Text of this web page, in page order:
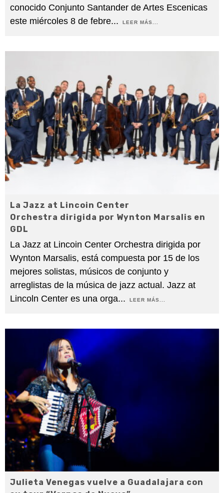
conocido Conjunto Santander de Artes Escenicas
este miércoles 8 de febre... LEER MÁS...
La Jazz at Lincoin Center
Orchestra dirigida por Wynton Marsalis en
GDL
La Jazz at Lincoin Center Orchestra dirigida por
Wynton Marsalis, está compuesta por 15 de los
mejores solistas, músicos de conjunto y
arreglistas de la música de jazz actual. Jazz at
Lincoln Center es una orga... LEER MÁS...
Julieta Venegas vuelve a Guadalajara con